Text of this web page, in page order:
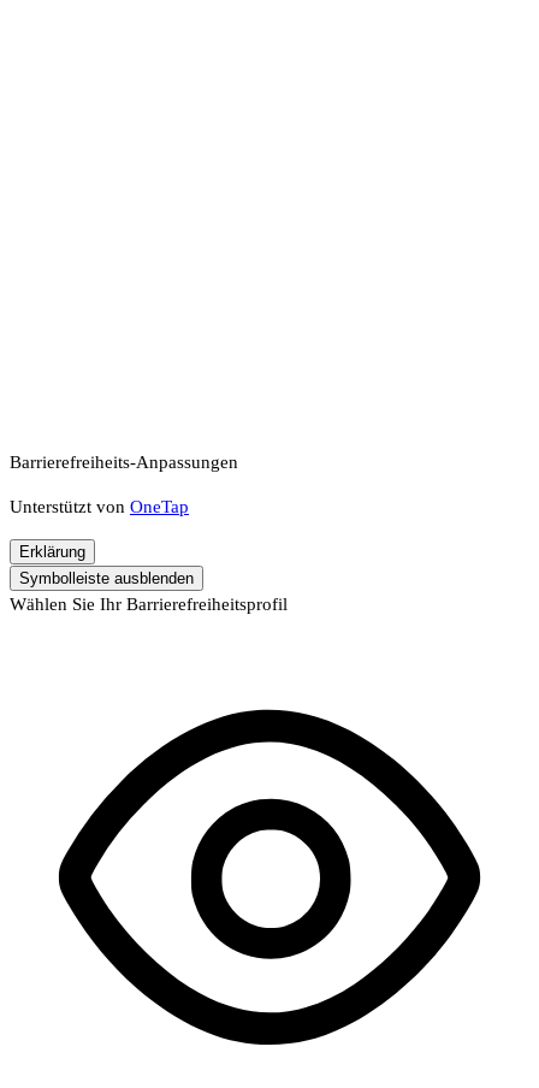
Barrierefreiheits-Anpassungen
Unterstützt von OneTap
Erklärung
Symbolleiste ausblenden
Wählen Sie Ihr Barrierefreiheitsprofil